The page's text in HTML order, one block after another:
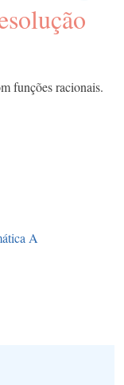
funções racionais.
A